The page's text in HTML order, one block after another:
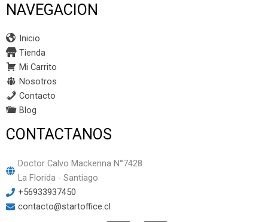
NAVEGACION
Inicio
Tienda
Mi Carrito
Nosotros
Contacto
Blog
CONTACTANOS
Doctor Calvo Mackenna N°7428
La Florida - Santiago
+56933937450
contacto@startoffice.cl